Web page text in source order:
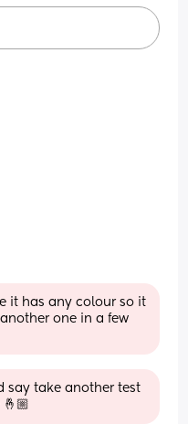
it has any colour so it
one in a few
say take another test